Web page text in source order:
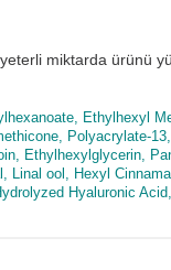
miktarda ürünü
Ethylhexyl
Polyacrylate-
Ethylhexylglycerin,
Linal ool, Hexyl
Hyaluronic